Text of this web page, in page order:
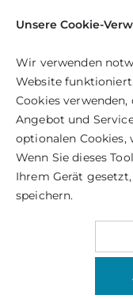
Unsere Cookie-
Wir verwenden
Website
Cookies
Angebot und
optionalen Cookies,
Wenn Sie dieses
Ihrem Gerät
speichern.